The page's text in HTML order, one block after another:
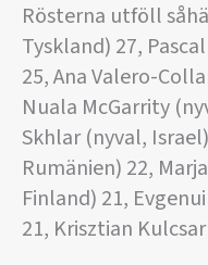
Rösterna utföll
Tyskland) 27,
25, Ana Valero-
Nuala McGarrity
Skhlar (nyval,
Rumänien) 22,
Finland) 21,
21, Krisztian